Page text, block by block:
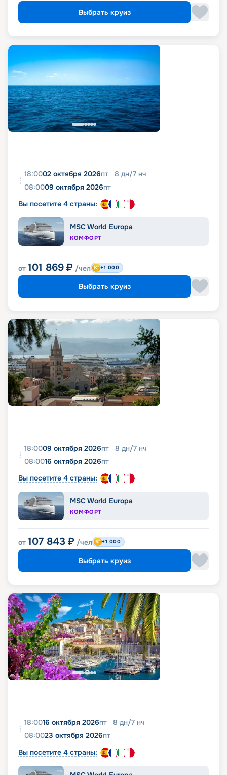
Выбрать круиз
18:0002 октября 2026пт 8 дн/7 нч
08:0009 октября 2026пт
Вы посетите 4 страны:
MSC World Europa
КОМФОРТ
от 101 869 ₽ /чел +1 000
Выбрать круиз
18:0009 октября 2026пт 8 дн/7 нч
08:0016 октября 2026пт
Вы посетите 4 страны:
MSC World Europa
КОМФОРТ
от 107 843 ₽ /чел +1 000
Выбрать круиз
18:0016 октября 2026пт 8 дн/7 нч
08:0023 октября 2026пт
Вы посетите 4 страны: